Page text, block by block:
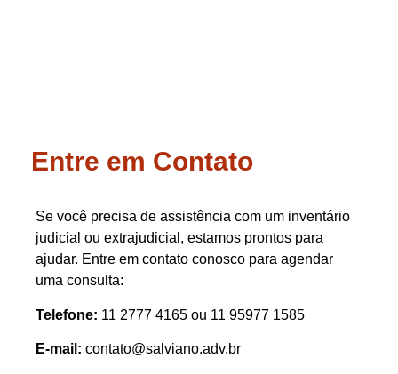
Entre em Contato
Se você precisa de assistência com um inventário
judicial ou extrajudicial, estamos prontos para
ajudar. Entre em contato conosco para agendar
uma consulta:
Telefone: 11 2777 4165 ou 11 95977 1585
E-mail: contato@salviano.adv.br